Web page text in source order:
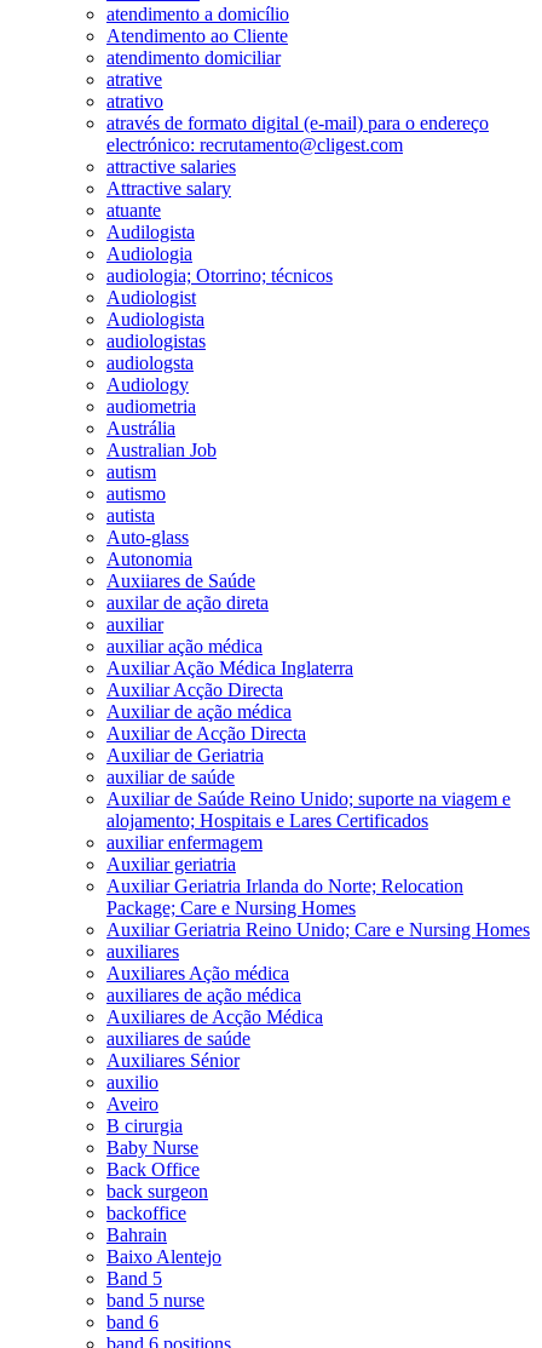
atendimento a domicílio
Atendimento ao Cliente
atendimento domiciliar
atrative
atrativo
através de formato digital (e-mail) para o endereço
electrónico: recrutamento@cligest.com
attractive salaries
Attractive salary
atuante
Audilogista
Audiologia
audiologia; Otorrino; técnicos
Audiologist
Audiologista
audiologistas
audiologsta
Audiology
audiometria
Austrália
Australian Job
autism
autismo
autista
Auto-glass
Autonomia
Auxiiares de Saúde
auxilar de ação direta
auxiliar
auxiliar ação médica
Auxiliar Ação Médica Inglaterra
Auxiliar Acção Directa
Auxiliar de ação médica
Auxiliar de Acção Directa
Auxiliar de Geriatria
auxiliar de saúde
Auxiliar de Saúde Reino Unido; suporte na viagem e
alojamento; Hospitais e Lares Certificados
auxiliar enfermagem
Auxiliar geriatria
Auxiliar Geriatria Irlanda do Norte; Relocation
Package; Care e Nursing Homes
Auxiliar Geriatria Reino Unido; Care e Nursing Homes
auxiliares
Auxiliares Ação médica
auxiliares de ação médica
Auxiliares de Acção Médica
auxiliares de saúde
Auxiliares Sénior
auxilio
Aveiro
B cirurgia
Baby Nurse
Back Office
back surgeon
backoffice
Bahrain
Baixo Alentejo
Band 5
band 5 nurse
band 6
band 6 positions